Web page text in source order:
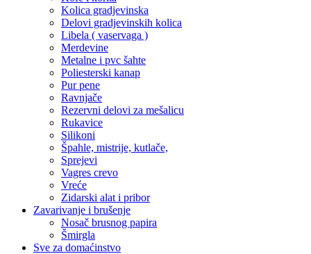
Kolica gradjevinska
Delovi gradjevinskih kolica
Libela ( vaservaga )
Merdevine
Metalne i pvc šahte
Poliesterski kanap
Pur pene
Ravnjače
Rezervni delovi za mešalicu
Rukavice
Silikoni
Špahle, mistrije, kutlače,
Sprejevi
Vagres crevo
Vreće
Zidarski alat i pribor
Zavarivanje i brušenje
Nosač brusnog papira
Šmirgla
Sve za domaćinstvo